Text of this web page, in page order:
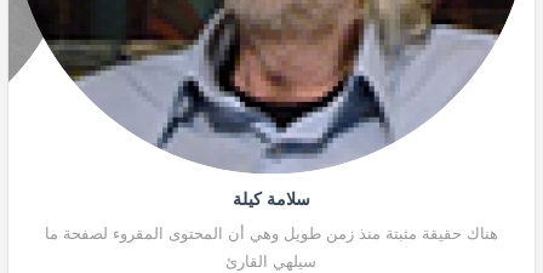
سلامة كيلة
هناك حقيقة مثبتة منذ زمن طويل وهي أن المحتوى المقروء لصفحة ما
سيلهي القارئ